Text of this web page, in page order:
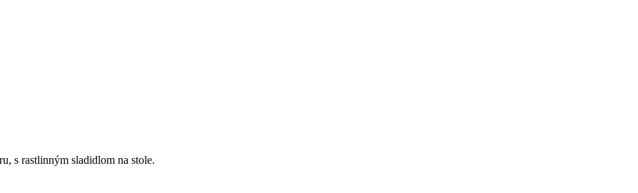
s rastlinným sladidlom na stole.